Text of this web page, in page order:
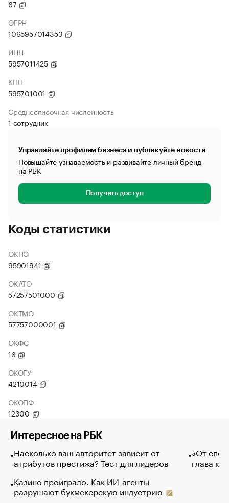
67
ОГРН
1065957014353
ИНН
5957011425
КПП
595701001
Среднесписочная численность
1 сотрудник
Управляйте профилем бизнеса и публикуйте новости
Повышайте узнаваемость и развивайте личный бренд
на РБК
Получить доступ
Коды статистики
ОКПО
95901941
ОКАТО
57257501000
ОКТМО
57757000001
ОКФС
16
ОКОГУ
4210014
ОКОПФ
12300
Интересное на РБК
Насколько ваш авторитет зависит от
атрибутов престижа? Тест для лидеров
Казино проиграло. Как ИИ-агенты
разрушают букмекерскую индустрию
«От
глава